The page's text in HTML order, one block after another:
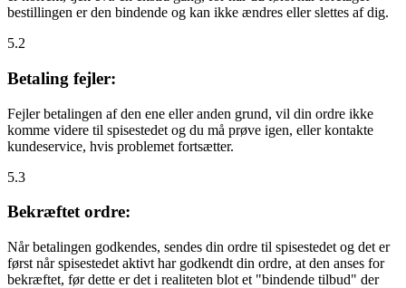
bestillingen er den bindende og kan ikke ændres eller slettes af dig.
5.2
Betaling fejler:
Fejler betalingen af den ene eller anden grund, vil din ordre ikke
komme videre til spisestedet og du må prøve igen, eller kontakte
kundeservice, hvis problemet fortsætter.
5.3
Bekræftet ordre:
Når betalingen godkendes, sendes din ordre til spisestedet og det er
først når spisestedet aktivt har godkendt din ordre, at den anses for
bekræftet, før dette er det i realiteten blot et "bindende tilbud" der